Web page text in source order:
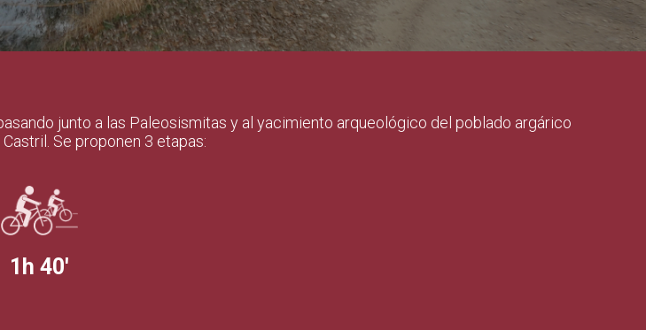
junto a las Paleosismitas y al yacimiento arqueológico del poblado argárico
Se proponen 3 etapas:
1h 40'